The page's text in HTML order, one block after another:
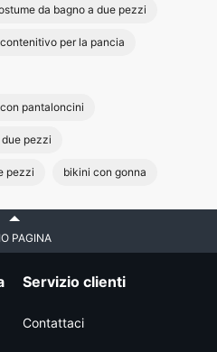
da bagno a due pezzi
per la pancia
pantaloncini
pezzi
pezzi bikini con gonna
PAGINA
Servizio clienti
Contattaci